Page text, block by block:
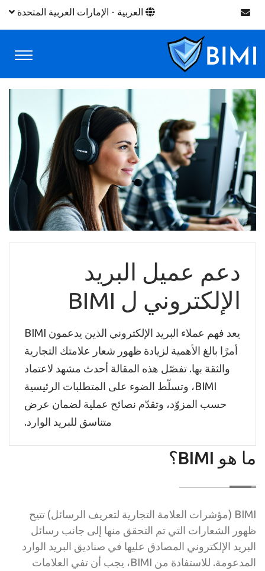
العربية - الإمارات العربية المتحدة
دعم عميل البريد
الإلكتروني ل BIMI
يعد فهم عملاء البريد الإلكتروني الذين يدعمون BIMI
أمرًا بالغ الأهمية لزيادة ظهور شعار علامتك التجارية
والثقة بها. تفصّل هذه المقالة أحدث مشهد لاعتماد
BIMI، وتسلّط الضوء على المتطلبات الرئيسية
حسب المزوّد، وتقدّم نصائح عملية لضمان عرض
متناسق للبريد الوارد.
ما هو BIMI؟
BIMI (مؤشرات العلامة التجارية لتعريف الرسائل) تتيح
ظهور الشعارات التي تم التحقق منها إلى جانب رسائل
البريد الإلكتروني المصادق عليها في صناديق البريد الوارد
المدعومة. للاستفادة من BIMI، يجب أن تفي العلامات